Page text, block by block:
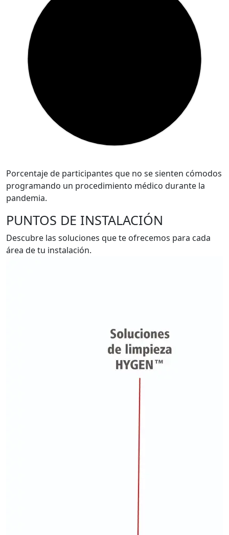
Porcentaje de participantes que no se sienten cómodos
programando un procedimiento médico durante la
pandemia.
PUNTOS DE INSTALACIÓN
Descubre las soluciones que te ofrecemos para cada
área de tu instalación.